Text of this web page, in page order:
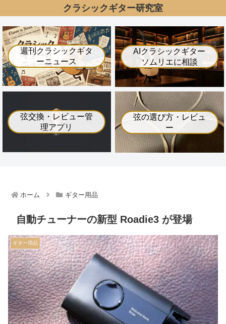
クラシックギター研究室
週刊クラシックギタ
ーニュース
AIクラシックギター
ソムリエに相談
弦交換・レビュー管
理アプリ
弦の選び方・レビュ
ー
ホーム ギター用品
自動チューナーの新型 Roadie3 が登場
ギター用品